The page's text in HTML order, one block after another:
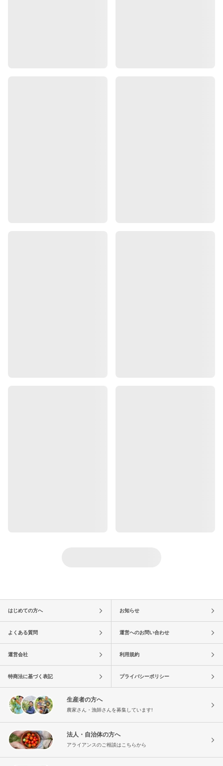
はじめての方へ お知らせ
よくある質問 運営へのお問い合わせ
運営会社 利用規約
特商法に基づく表記 プライバシーポリシー
生産者の方へ
農家さん・漁師さんを募集しています!
法人・自治体の方へ
アライアンスのご相談はこちらから